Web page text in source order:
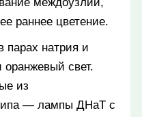
междоузлий,
раннее цветение.
парах натрия и
свет.
из
— лампы ДНаТ с